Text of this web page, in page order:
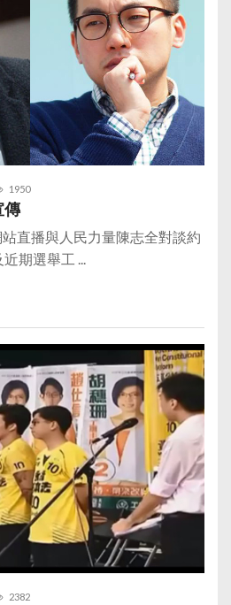
1950
傳
直播與人民力量陳志全對談約
期選舉工 ...
2382